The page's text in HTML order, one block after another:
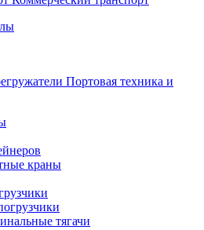
Портовая техника и
краны
тягачи